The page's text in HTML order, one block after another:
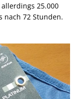
25.000
nach 72 Stunden.